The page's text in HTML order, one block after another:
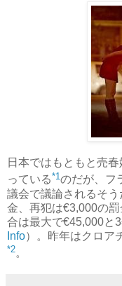
日本ではもともと売
っている*1のだが、フ
議会で議論されるそ
金、再犯は€3,000の
合は最大で€45,000と
Info）。昨年はクロア
*2。